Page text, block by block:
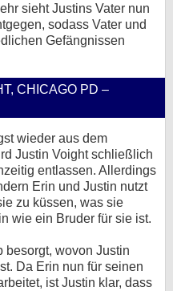
sieht Justins Vater nun
sodass Vater und
Gefängnissen
CHICAGO PD –
wieder aus dem
Justin Voight schließlich
entlassen. Allerdings
Erin und Justin nutzt
zu küssen, was sie
wie ein Bruder für sie ist.
besorgt, wovon Justin
Da Erin nun für seinen
ist Justin klar, dass